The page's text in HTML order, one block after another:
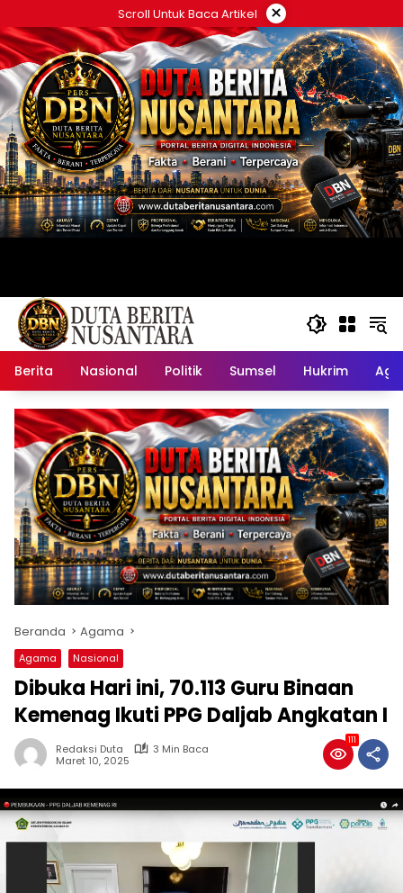
ke
konten
Scroll Untuk Baca Artikel ×
Berita Nasional Politik Sumsel Hukrim
Beranda Agama
Agama Nasional
Dibuka Hari ini, 70.113 Guru Binaan
Kemenag Ikuti PPG Daljab Angkatan I
Redaksi Duta
3 Min Baca
Maret 10, 2025
111